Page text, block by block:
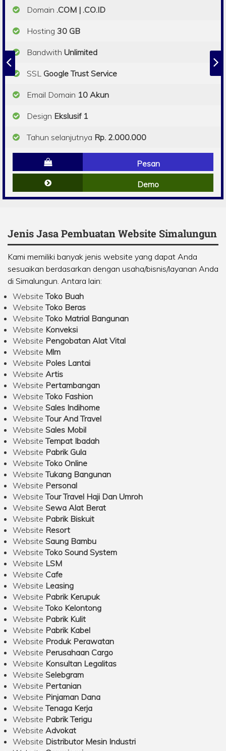
Domain .COM | .CO.ID
Hosting 30 GB
Bandwith Unlimited
SSL Google Trust Service
Email Domain 10 Akun
Design Ekslusif 1
Tahun selanjutnya Rp. 2.000.000
Pesan
Demo
Jenis Jasa Pembuatan Website Simalungun
Kami memiliki banyak jenis website yang dapat Anda
sesuaikan berdasarkan dengan usaha/bisnis/layanan Anda
di Simalungun. Antara lain:
WebsiteToko Buah
WebsiteToko Beras
WebsiteToko Matrial Bangunan
Website Konveksi
Website Pengobatan Alat Vital
Website Mlm
Website Poles Lantai
Website Artis
Website Pertambangan
WebsiteToko Fashion
Website Sales Indihome
WebsiteTour And Travel
Website Sales Mobil
WebsiteTempat Ibadah
Website Pabrik Gula
WebsiteToko Online
WebsiteTukang Bangunan
Website Personal
WebsiteTour Travel Haji Dan Umroh
Website Sewa Alat Berat
Website Pabrik Biskuit
Website Resort
Website Saung Bambu
WebsiteToko Sound System
Website LSM
Website Cafe
Website Leasing
Website Pabrik Kerupuk
WebsiteToko Kelontong
Website Pabrik Kulit
Website Pabrik Kabel
Website Produk Perawatan
Website Perusahaan Cargo
Website Konsultan Legalitas
Website Selebgram
Website Pertanian
Website Pinjaman Dana
WebsiteTenaga Kerja
Website Pabrik Terigu
Website Advokat
Website Distributor Mesin Industri